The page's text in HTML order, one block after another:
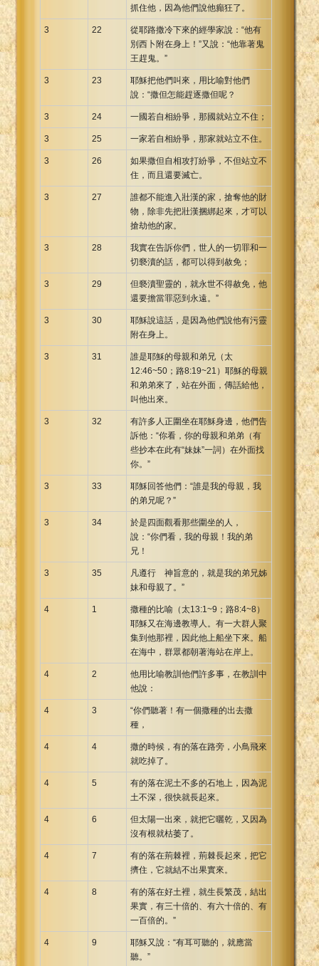
抓住他，因為他們說他癲狂了。
3 22
從耶路撒冷下來的經學家說：“他有
別西卜附在身上！”又說：“他靠著鬼
王趕鬼。”
3 23
耶穌把他們叫來，用比喻對他們
說：“撒但怎能趕逐撒但呢？
3 24 一國若自相紛爭，那國就站立不住；
3 25 一家若自相紛爭，那家就站立不住。
3 26
如果撒但自相攻打紛爭，不但站立不
住，而且還要滅亡。
3 27
誰都不能進入壯漢的家，搶奪他的財
物，除非先把壯漢捆綁起來，才可以
搶劫他的家。
3 28
我實在告訴你們，世人的一切罪和一
切褻瀆的話，都可以得到赦免；
3 29
但褻瀆聖靈的，就永世不得赦免，他
還要擔當罪惡到永遠。”
3 30
耶穌說這話，是因為他們說他有污靈
附在身上。
3 31
誰是耶穌的母親和弟兄（太
12:46~50；路8:19~21）耶穌的母親
和弟弟來了，站在外面，傳話給他，
叫他出來。
3 32
有許多人正圍坐在耶穌身邊，他們告
訴他：“你看，你的母親和弟弟（有
些抄本在此有“妹妹”一詞）在外面找
你。”
3 33
耶穌回答他們：“誰是我的母親，我
的弟兄呢？”
3 34
於是四面觀看那些圍坐的人，
說：“你們看，我的母親！我的弟
兄！
3 35
凡遵行 神旨意的，就是我的弟兄姊
妹和母親了。”
4 1
撒種的比喻（太13:1~9；路8:4~8）
耶穌又在海邊教導人。有一大群人聚
集到他那裡，因此他上船坐下來。船
在海中，群眾都朝著海站在岸上。
4 2
他用比喻教訓他們許多事，在教訓中
他說：
4 3
“你們聽著！有一個撒種的出去撒
種，
4 4
撒的時候，有的落在路旁，小鳥飛來
就吃掉了。
4 5
有的落在泥土不多的石地上，因為泥
土不深，很快就長起來。
4 6
但太陽一出來，就把它曬乾，又因為
沒有根就枯萎了。
4 7
有的落在荊棘裡，荊棘長起來，把它
擠住，它就結不出果實來。
4 8
有的落在好土裡，就生長繁茂，結出
果實，有三十倍的、有六十倍的、有
一百倍的。”
4 9
耶穌又說：“有耳可聽的，就應當
聽。”